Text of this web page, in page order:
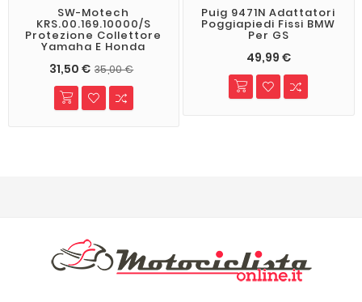
SW-Motech
KRS.00.169.10000/S
Protezione Collettore
Yamaha E Honda
31,50 € 35,00 €
Puig 9471N Adattatori
Poggiapiedi Fissi BMW
Per GS
49,99 €